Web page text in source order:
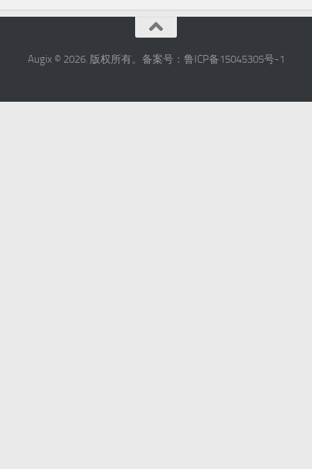
Augix © 2026. 版权所有。备案号：鲁ICP备15045305号-1